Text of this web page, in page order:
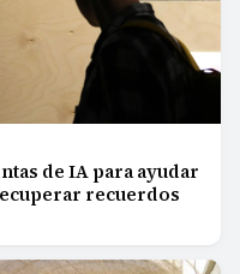
de IA para ayudar
recuerdos